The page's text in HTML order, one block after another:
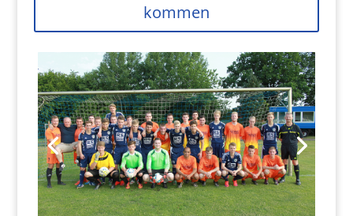
kommen